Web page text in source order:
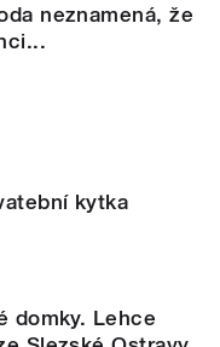
neznamená, že
kytka
domky. Lehce